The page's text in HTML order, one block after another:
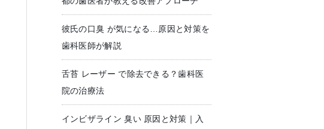
一般歯科・小児歯科 予防歯科・クリーニング
彼氏の口臭 が気になる…原因と対策を
歯科医師が解説
舌苔 レーザー で除去できる？歯科医
院の治療法
インビザライン 臭い 原因と対策｜入